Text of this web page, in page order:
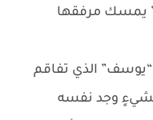
يمسك مرفقها
“يوسف” الذي تفاقم
بشيءٍ وجد نفسه